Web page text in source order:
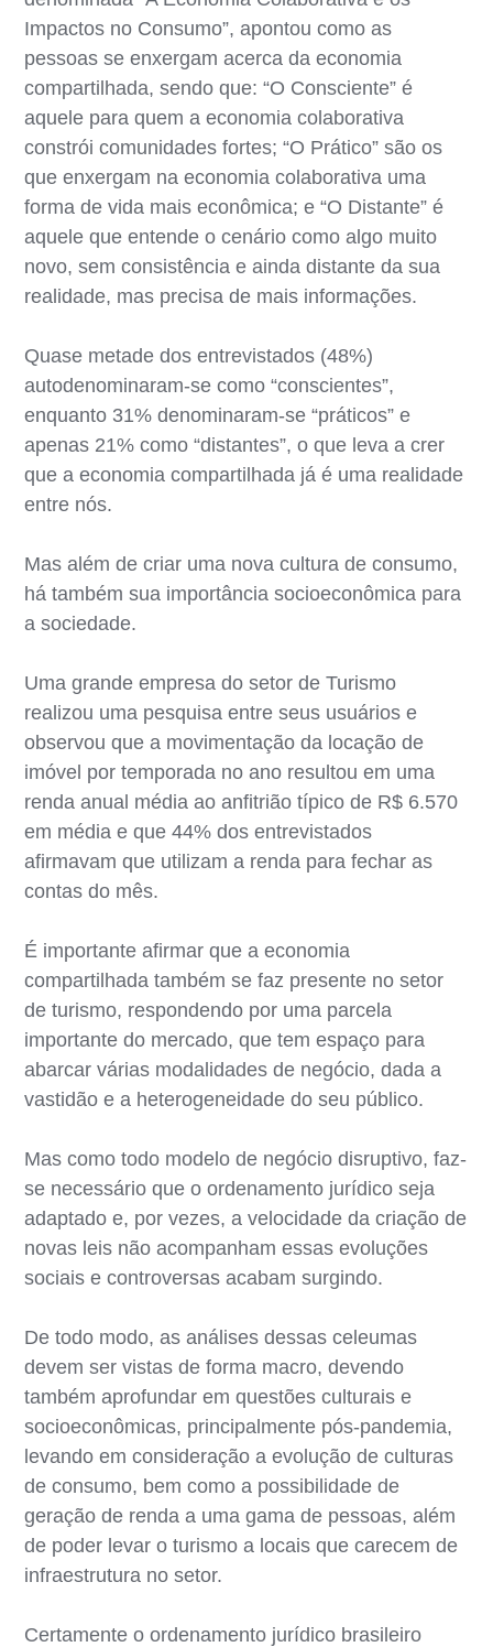
Impactos no Consumo”, apontou como as
pessoas se enxergam acerca da economia
compartilhada, sendo que: “O Consciente” é
aquele para quem a economia colaborativa
constrói comunidades fortes; “O Prático” são os
que enxergam na economia colaborativa uma
forma de vida mais econômica; e “O Distante” é
aquele que entende o cenário como algo muito
novo, sem consistência e ainda distante da sua
realidade, mas precisa de mais informações.
Quase metade dos entrevistados (48%)
autodenominaram-se como “conscientes”,
enquanto 31% denominaram-se “práticos” e
apenas 21% como “distantes”, o que leva a crer
que a economia compartilhada já é uma realidade
entre nós.
Mas além de criar uma nova cultura de consumo,
há também sua importância socioeconômica para
a sociedade.
Uma grande empresa do setor de Turismo
realizou uma pesquisa entre seus usuários e
observou que a movimentação da locação de
imóvel por temporada no ano resultou em uma
renda anual média ao anfitrião típico de R$ 6.570
em média e que 44% dos entrevistados
afirmavam que utilizam a renda para fechar as
contas do mês.
É importante afirmar que a economia
compartilhada também se faz presente no setor
de turismo, respondendo por uma parcela
importante do mercado, que tem espaço para
abarcar várias modalidades de negócio, dada a
vastidão e a heterogeneidade do seu público.
Mas como todo modelo de negócio disruptivo, faz-
se necessário que o ordenamento jurídico seja
adaptado e, por vezes, a velocidade da criação de
novas leis não acompanham essas evoluções
sociais e controversas acabam surgindo.
De todo modo, as análises dessas celeumas
devem ser vistas de forma macro, devendo
também aprofundar em questões culturais e
socioeconômicas, principalmente pós-pandemia,
levando em consideração a evolução de culturas
de consumo, bem como a possibilidade de
geração de renda a uma gama de pessoas, além
de poder levar o turismo a locais que carecem de
infraestrutura no setor.
Certamente o ordenamento jurídico brasileiro